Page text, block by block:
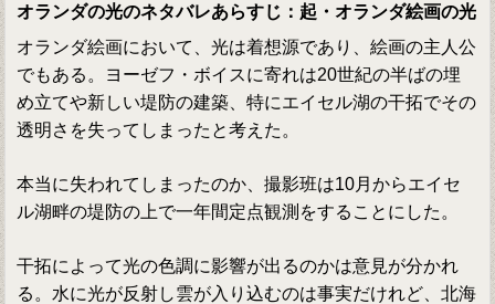
オランダの光のネタバレあらすじ：起・オランダ絵画の光
オランダ絵画において、光は着想源であり、絵画の主人公
でもある。ヨーゼフ・ボイスに寄れは20世紀の半ばの埋
め立てや新しい堤防の建築、特にエイセル湖の干拓でその
透明さを失ってしまったと考えた。
本当に失われてしまったのか、撮影班は10月からエイセ
ル湖畔の堤防の上で一年間定点観測をすることにした。
干拓によって光の色調に影響が出るのかは意見が分かれ
る。水に光が反射し雲が入り込むのは事実だけれど、北海